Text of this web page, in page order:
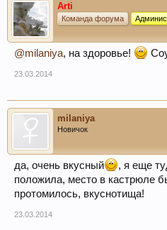
Arti
Команда форума
@milaniya, на здоровье!
23.03.2014
milaniya
Новичок
да, очень вкусный
, я еще
положила, место в кастрюле
протомилось, вкуснотища!
23.03.2014